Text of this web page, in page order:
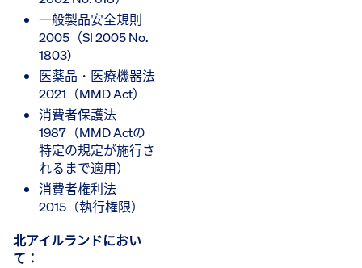
一般製品安全規則
2005（SI 2005 No.
1803)
医薬品・医療機器法
2021（MMD Act）
消費者保護法
1987（MMD Actの
特定の規定が施行さ
れるまで適用）
消費者権利法
2015（執行権限）
北アイルランドにおい
て：